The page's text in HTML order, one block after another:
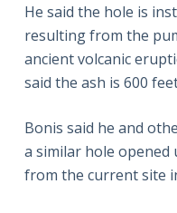
He said the hole is
resulting from the
ancient volcanic
said the ash is 600
Bonis said he and
a similar hole opened
from the current site